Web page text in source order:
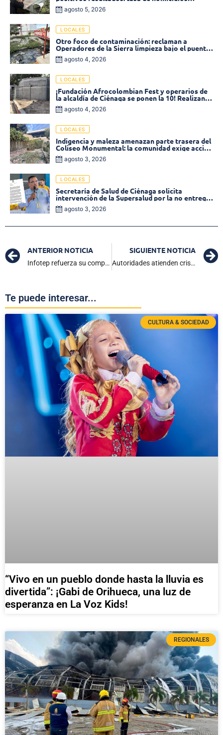
disminuyó un 58% en 2026
agosto 5, 2026
LOCALES
Otro foco de contaminación: reclaman a
Operadores de la Sierra limpieza bajo el puente
de la calle 19 con carrera 11
agosto 4, 2026
LOCALES
¡Fundación Afrocolombian Fest y operarios de
la alcaldía de Ciénaga se ponen la 10! Realizan
limpieza de la parte posterior del Coliseo
Monumental
agosto 4, 2026
LOCALES
Indigencia y maleza amenazan parte trasera del
Coliseo Monumental: la comunidad exige acción
inmediata!
agosto 3, 2026
LOCALES
Secretaría de Salud de Ciénaga solicita
intervención de la Supersalud por la no entrega
de medicamentos en las EPS
agosto 3, 2026
ANTERIOR NOTICIA
Infotep refuerza su compromiso con el Agua y la Tierra en las comunidades rurales
SIGUIENTE NOTICIA
Autoridades atienden crisis por desplazamiento en la Sierra
Te puede interesar...
CULTURA & SOCIEDAD
“Vivo en un pueblo donde hasta la lluvia es
divertida”: ¡Gabi de Orihueca, una luz de
esperanza en La Voz Kids!
REGIONALES